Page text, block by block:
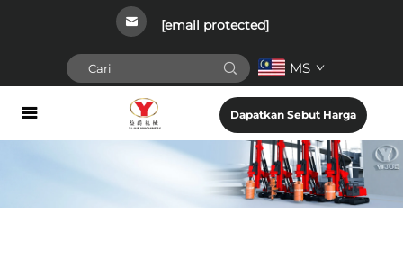
[email protected]
MS
Dapatkan Sebut Harga